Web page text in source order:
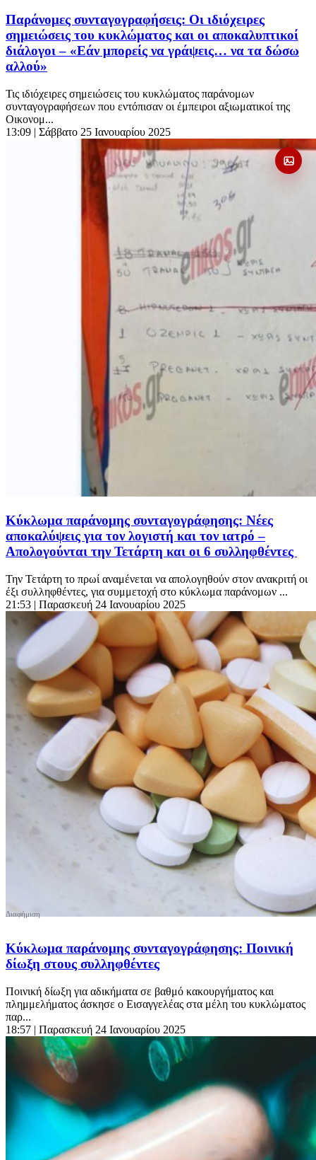
Παράνομες συνταγογραφήσεις: Οι ιδιόχειρες
σημειώσεις του κυκλώματος και οι αποκαλυπτικοί
διάλογοι – «Εάν μπορείς να γράψεις… να τα δώσω
αλλού»
Τις ιδιόχειρες σημειώσεις του κυκλώματος παράνομων
συνταγογραφήσεων που εντόπισαν οι έμπειροι αξιωματικοί της
Οικονομ...
13:09 | Σάββατο 25 Ιανουαρίου 2025
Κύκλωμα παράνομης συνταγογράφησης: Nέες
αποκαλύψεις για τον λογιστή και τον ιατρό –
Απολογούνται την Τετάρτη και οι 6 συλληφθέντες
Την Τετάρτη το πρωί αναμένεται να απολογηθούν στον ανακριτή οι
έξι συλληφθέντες, για συμμετοχή στο κύκλωμα παράνομων ...
21:53 | Παρασκευή 24 Ιανουαρίου 2025
Κύκλωμα παράνομης συνταγογράφησης: Ποινική
δίωξη στους συλληφθέντες
Ποινική δίωξη για αδικήματα σε βαθμό κακουργήματος και
πλημμελήματος άσκησε ο Εισαγγελέας στα μέλη του κυκλώματος
παρ...
18:57 | Παρασκευή 24 Ιανουαρίου 2025